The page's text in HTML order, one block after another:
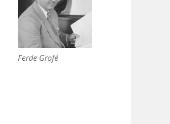
Ferde Grofé